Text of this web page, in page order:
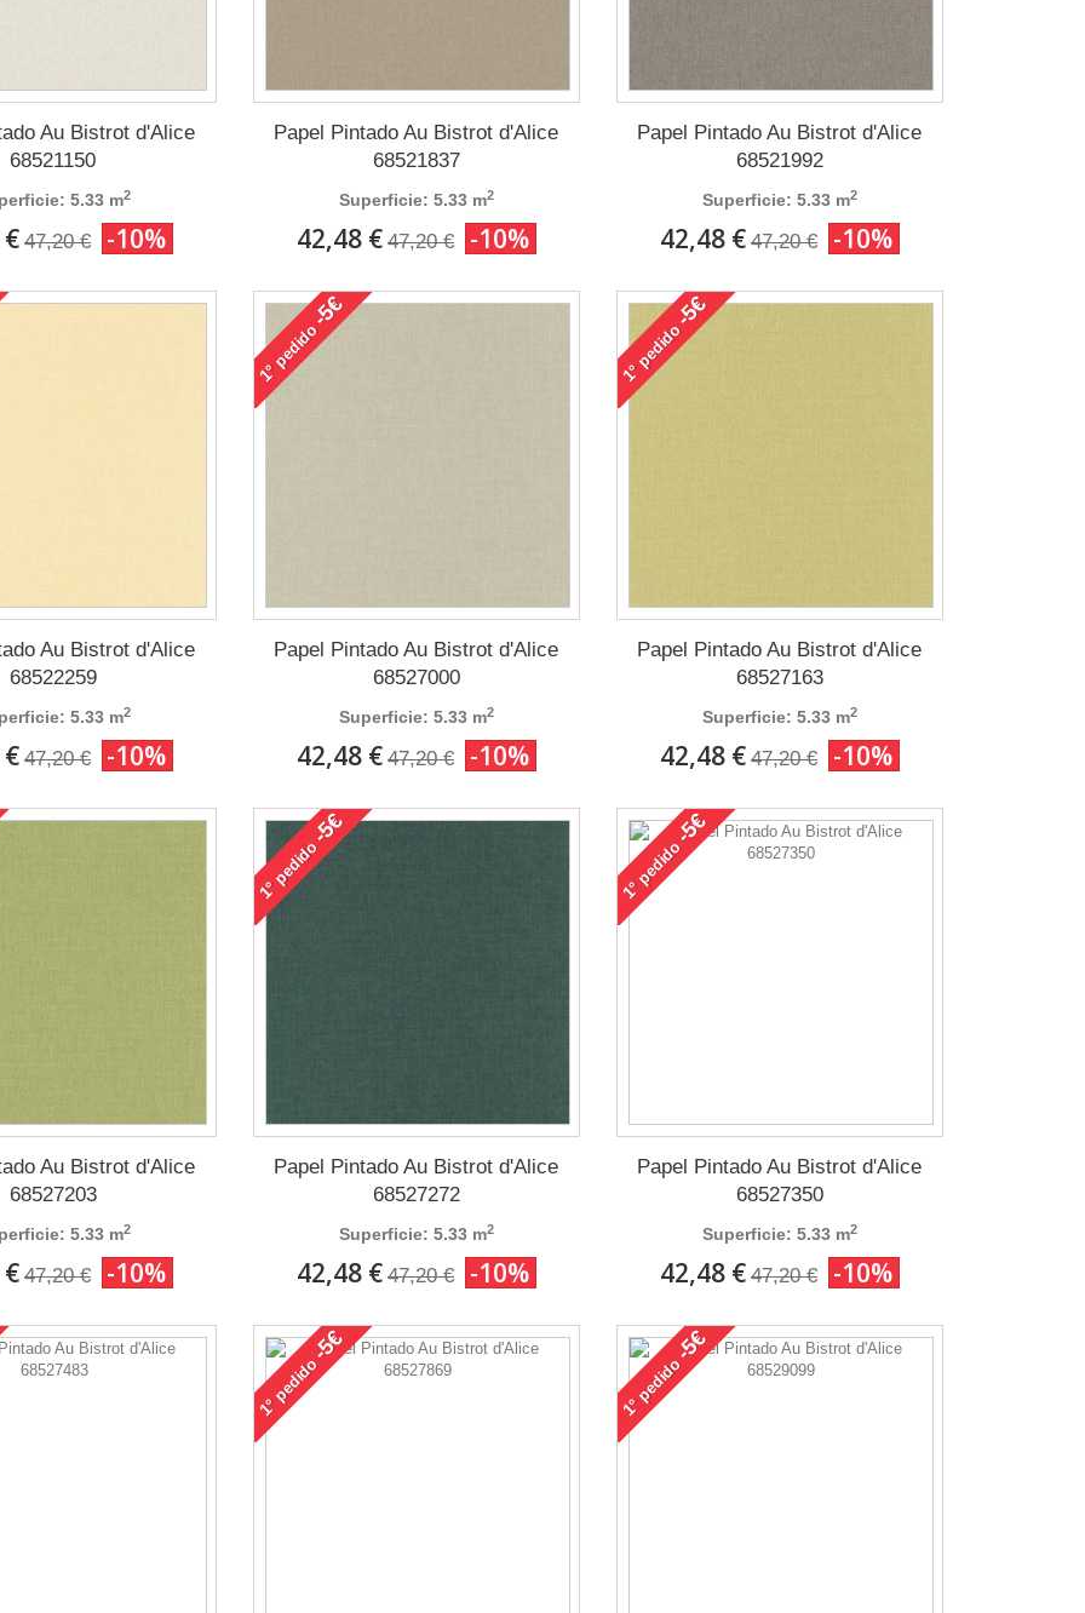
Au Bistrot d'Alice
68521150
5.33 m2
47,20 € -10%
Papel Pintado Au Bistrot d'Alice
68521837
Superficie: 5.33 m2
42,48 € 47,20 € -10%
Papel Pintado Au Bistrot d'Alice
68521992
Superficie: 5.33 m2
42,48 € 47,20 € -10%
Au Bistrot d'Alice
68522259
5.33 m2
47,20 € -10%
1°
pedido
-5€
Papel Pintado Au Bistrot d'Alice
68527000
Superficie: 5.33 m2
42,48 € 47,20 € -10%
1°
pedido
-5€
Papel Pintado Au Bistrot d'Alice
68527163
Superficie: 5.33 m2
42,48 € 47,20 € -10%
Au Bistrot d'Alice
68527203
5.33 m2
47,20 € -10%
1°
pedido
-5€
Papel Pintado Au Bistrot d'Alice
68527272
Superficie: 5.33 m2
42,48 € 47,20 € -10%
1°
pedido
-5€
Papel Pintado Au Bistrot d'Alice
68527350
Superficie: 5.33 m2
42,48 € 47,20 € -10%
1°
pedido
-5€
1°
pedido
-5€